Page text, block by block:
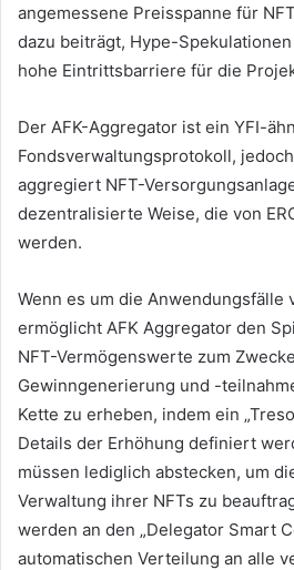
angemessene Preisspanne für
dazu beiträgt, Hype-
hohe Eintrittsbarriere für die
Der AFK-Aggregator ist ein YFI-
Fondsverwaltungsprotokoll,
aggregiert NFT-
dezentralisierte Weise, die von
werden.
Wenn es um die Anwendungsfälle
ermöglicht AFK Aggregator den
NFT-Vermögenswerte zum
Gewinngenerierung und -
Kette zu erheben, indem ein
Details der Erhöhung definiert
müssen lediglich abstecken, um
Verwaltung ihrer NFTs zu
werden an den „Delegator Smart
automatischen Verteilung an alle